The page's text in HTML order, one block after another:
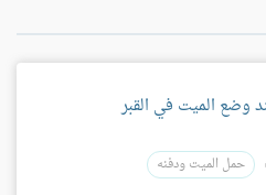
وضع الميت في القبر
حمل الميت ودفنه